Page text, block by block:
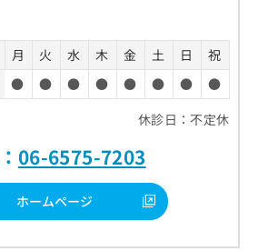
月 火 水 木 金 土 日
祝
● ● ● ● ● ● ●
●
休診日：不定休
06-6575-7203
ホームページ